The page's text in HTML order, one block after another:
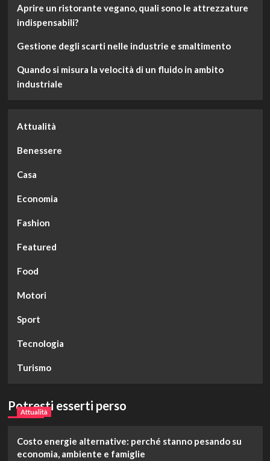
Aprire un ristorante vegano, quali sono le attrezzature
indispensabili?
Gestione degli scarti nelle industrie e smaltimento
Quando si misura la velocità di un fluido in ambito
industriale
Attualità
Benessere
Casa
Economia
Fashion
Featured
Food
Motori
Sport
Tecnologia
Turismo
Potresti esserti perso
Attualità
Costo energie alternative: perché stanno pesando su
economia, ambiente e famiglie